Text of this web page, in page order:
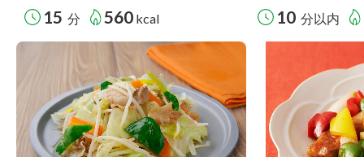
15 分 560 kcal 10 分以内